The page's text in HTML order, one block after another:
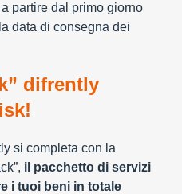
partire dal primo giorno
data di consegna dei
difrently
si completa con la
il pacchetto di servizi
i tuoi beni in totale